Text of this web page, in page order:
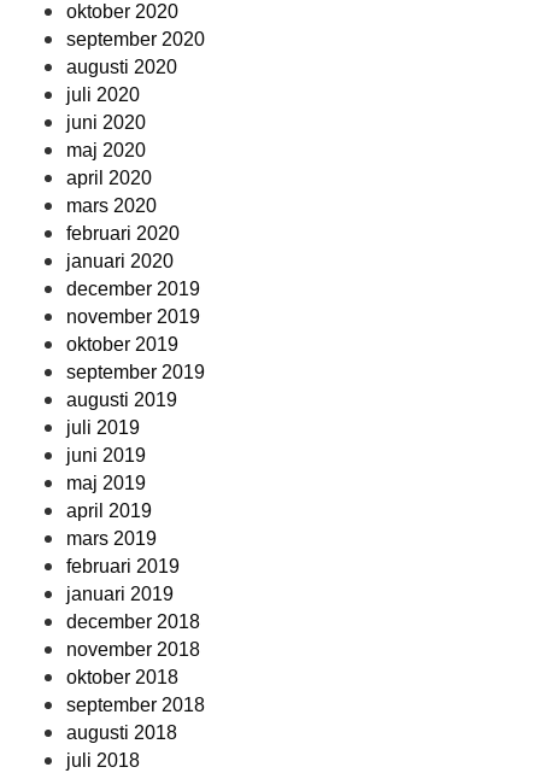
oktober 2020
september 2020
augusti 2020
juli 2020
juni 2020
maj 2020
april 2020
mars 2020
februari 2020
januari 2020
december 2019
november 2019
oktober 2019
september 2019
augusti 2019
juli 2019
juni 2019
maj 2019
april 2019
mars 2019
februari 2019
januari 2019
december 2018
november 2018
oktober 2018
september 2018
augusti 2018
juli 2018